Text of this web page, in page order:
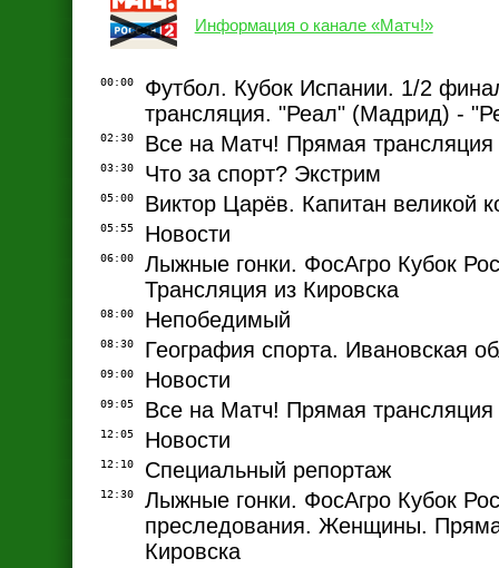
Информация о канале «Матч!»
00:00
Футбол. Кубок Испании. 1/2
трансляция. "Реал" (Мадрид) -
02:30 Все на Матч! Прямая трансляция
03:30 Что за спорт? Экстрим
05:00 Виктор Царёв. Капитан великой
05:55 Новости
06:00
Лыжные гонки. ФосАгро Кубок
Трансляция из Кировска
08:00 Непобедимый
08:30 География спорта. Ивановская
09:00 Новости
09:05 Все на Матч! Прямая трансляция
12:05 Новости
12:10 Специальный репортаж
12:30
Лыжные гонки. ФосАгро Кубок
преследования. Женщины.
Кировска